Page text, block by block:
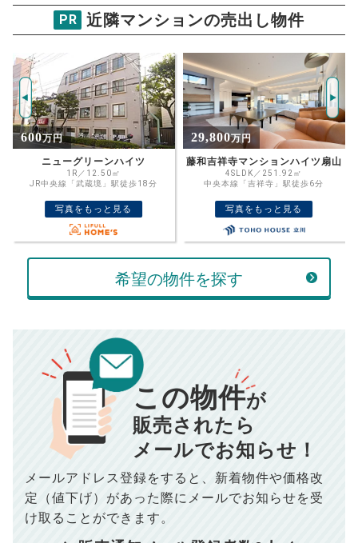
物件価格
ご希望の
返済期間
年
住宅ローン
金利
%
ボーナス
返済金額
万円
万円
返済シミュレーション計算結果
毎月の支払額 834
年間の支払額 10,005 円
総支払額 100,050 円
ヴェルビュ武蔵野中町
試算条件 57㎡・5階
推定売却価格：6764万円
資金計画のために査定額や希望売却価
格を入力して活用するのもおすすめ◎
万円
計算する
00万円
■仲介手数料／ 00万円
■売買契約書印紙／ 0
■抵当権抹消費用／0万円
※購入価格よりも売却価格が高い場合、譲渡所得税が発生する
場合がございます。詳しくは最寄りの税務署などにご確認く
※シミュレーター結果はあくまでも概算であり、手残り金額を
保証するものではございません。
※上記売却費用には、住所変更登記の費用、引っ越し費用、住
宅ローンの一括繰上返済の手数料等は含まれておりませんの
で予めご了承ください。
※仲介手数料は宅地建物取引業法で定められた上限で計算して
PR 近隣マンションの売出し物件
29,800万円
藤和吉祥寺マンションハイツ扇山
4SLDK／251.92㎡
中央本線「吉祥寺」駅徒歩6分
写真をもっと見る
4,890万円
ライオンズマンション武蔵境
3LDK／56.67㎡
中央本線「武蔵境」駅徒歩14分
写真をもっと見る
希望の物件を探す
この物件が
販売されたら
メールでお知らせ！
メールアドレス登録をすると、 新着物件や価格改
定（値下げ）があった際に メールでお知らせを受
け取ることができます。